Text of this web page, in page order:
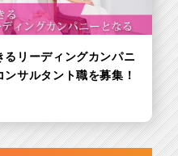
るリーディングカンパニ
サルタント職を募集！